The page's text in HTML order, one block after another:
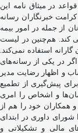
در میثاق نامه این
خبرنگاران رسانه
از جمله در امور بیمه
کند. هم‌چنین در لیست
استفاده نمی‌کند.
در یکی از رسانه‌های
و اظهار رضایت مدیر
پیش‌گیری از تطمیع
و اشخاص را امری
همکاران خود را هم از
داوری در ابتدای
مالی و تشکیلاتی و